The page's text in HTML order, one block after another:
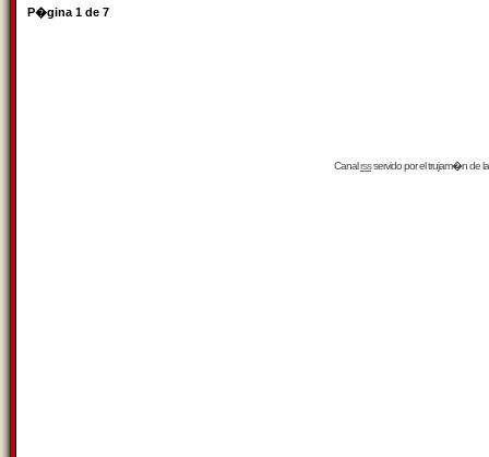
P�gina 1 de 7
Canalrssservido por eltrujam�nde